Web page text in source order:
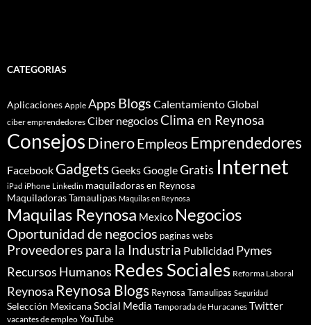
CATEGORIAS
Aplicaciones Apple Apps Blogs Calentamiento Global
ciber emprendedores Ciber negociosClima en Reynosa
ConsejosDineroEmpleos Emprendedores
Facebook GadgetsGeeksGoogleGratis Internet
iPad iPhone Linkedin maquiladoras en Reynosa
Maquiladoras Tamaulipas Maquilas en Reynosa
Maquilas Reynosa Mexico Negocios
Oportunidad de negocios paginas webs
Proveedores para la Industria Publicidad Pymes
Recursos Humanos Redes Sociales Reforma Laboral
Reynosa Reynosa Blogs Reynosa Tamaulipas Seguridad
Selección MexicanaSocial Media Temporada de Huracanes Twitter
vacantes de empleo YouTube